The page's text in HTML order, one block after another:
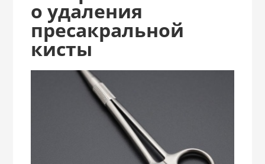
о удаления
пресакральной
кисты